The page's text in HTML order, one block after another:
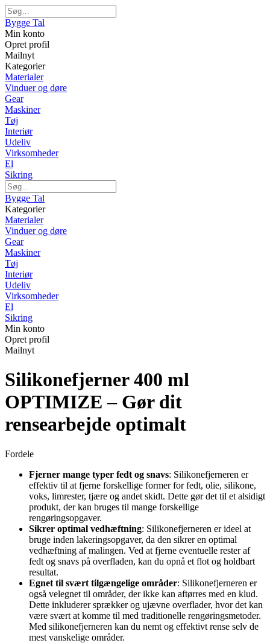
Bygge Tal
Min konto
Opret profil
Mailnyt
Kategorier
Materialer
Vinduer og døre
Gear
Maskiner
Tøj
Interiør
Udeliv
Virksomheder
El
Sikring
Bygge Tal
Kategorier
Materialer
Vinduer og døre
Gear
Maskiner
Tøj
Interiør
Udeliv
Virksomheder
El
Sikring
Min konto
Opret profil
Mailnyt
Silikonefjerner 400 ml
OPTIMIZE – Gør dit
rensearbejde optimalt
Fordele
Fjerner mange typer fedt og snavs: Silikonefjerneren er
effektiv til at fjerne forskellige former for fedt, olie, silikone,
voks, limrester, tjære og andet skidt. Dette gør det til et alsidigt
produkt, der kan bruges til mange forskellige
rengøringsopgaver.
Sikrer optimal vedhæftning: Silikonefjerneren er ideel at
bruge inden lakeringsopgaver, da den sikrer en optimal
vedhæftning af malingen. Ved at fjerne eventuelle rester af
fedt og snavs på overfladen, kan du opnå et flot og holdbart
resultat.
Egnet til svært tilgængelige områder: Silikonefjerneren er
også velegnet til områder, der ikke kan aftørres med en klud.
Dette inkluderer sprækker og ujævne overflader, hvor det kan
være svært at komme til med traditionelle rengøringsmetoder.
Med silikonefjerneren kan du nemt og effektivt rense selv de
mest vanskelige områder.